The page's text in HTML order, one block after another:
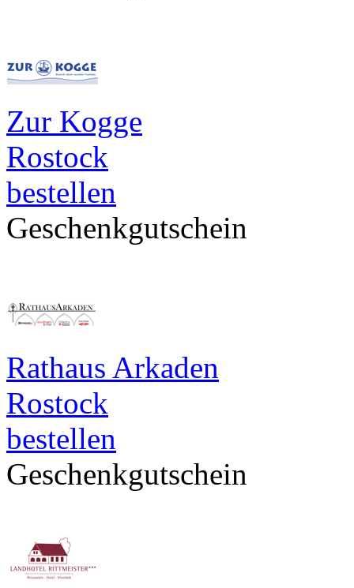
Zur Kogge
Rostock
bestellen
Geschenkgutschein
Rathaus Arkaden
Rostock
bestellen
Geschenkgutschein